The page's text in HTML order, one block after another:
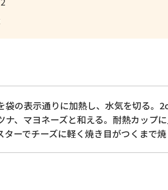
袋の表示通りに加熱し、水気を切る。
ナ、マヨネーズと和える。耐熱カップ
ーでチーズに軽く焼き目がつくまで焼